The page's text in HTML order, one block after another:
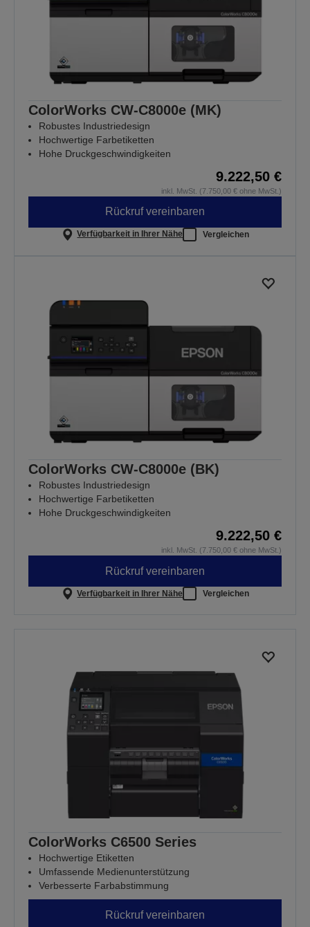
ColorWorks CW-C8000e (MK)
Robustes Industriedesign
Hochwertige Farbetiketten
Hohe Druckgeschwindigkeiten
9.222,50 €
inkl. MwSt. (7.750,00 € ohne MwSt.)
Rückruf vereinbaren
Verfügbarkeit in Ihrer Nähe Vergleichen
ColorWorks CW-C8000e (BK)
Robustes Industriedesign
Hochwertige Farbetiketten
Hohe Druckgeschwindigkeiten
9.222,50 €
inkl. MwSt. (7.750,00 € ohne MwSt.)
Rückruf vereinbaren
Verfügbarkeit in Ihrer Nähe Vergleichen
ColorWorks C6500 Series
Hochwertige Etiketten
Umfassende Medienunterstützung
Verbesserte Farbabstimmung
Rückruf vereinbaren